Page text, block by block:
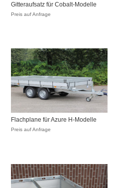
Gitteraufsatz für Cobalt-Modelle
Preis auf Anfrage
Flachplane für Azure H-Modelle
Preis auf Anfrage